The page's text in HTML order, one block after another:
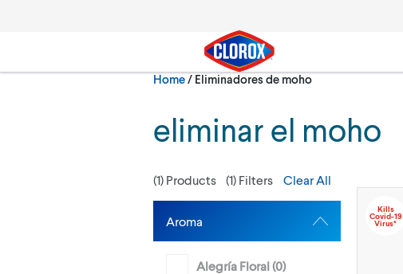
Home/Current:
Eliminadores de moho
eliminar el moho
(1) Products (1) Filters Clear All
Aroma
Alegría Floral (0)
Kills
Covid-19
Virus*